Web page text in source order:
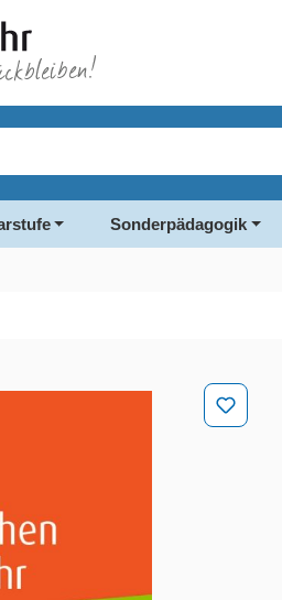
Sonderpädagogik